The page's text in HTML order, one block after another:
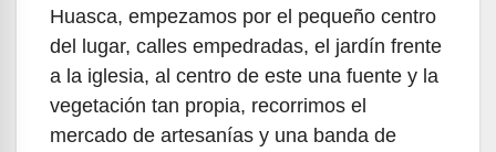
Huasca, empezamos por el pequeño centro
del lugar, calles empedradas, el jardín frente
a la iglesia, al centro de este una fuente y la
vegetación tan propia, recorrimos el
mercado de artesanías y una banda de